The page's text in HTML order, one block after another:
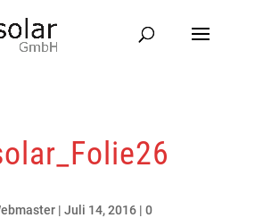
| Juli 14, 2016| 0